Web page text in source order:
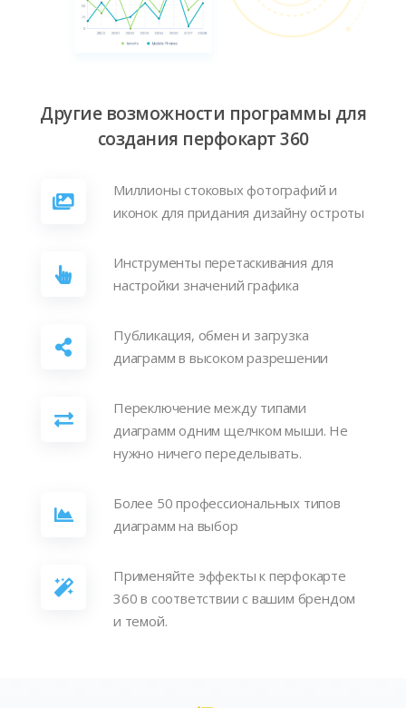
Другие возможности программы для
создания перфокарт 360
Миллионы стоковых фотографий и
иконок для придания дизайну остроты
Инструменты перетаскивания для
настройки значений графика
Публикация, обмен и загрузка
диаграмм в высоком разрешении
Переключение между типами
диаграмм одним щелчком мыши. Не
нужно ничего переделывать.
Более 50 профессиональных типов
диаграмм на выбор
Применяйте эффекты к перфокарте
360 в соответствии с вашим брендом
и темой.